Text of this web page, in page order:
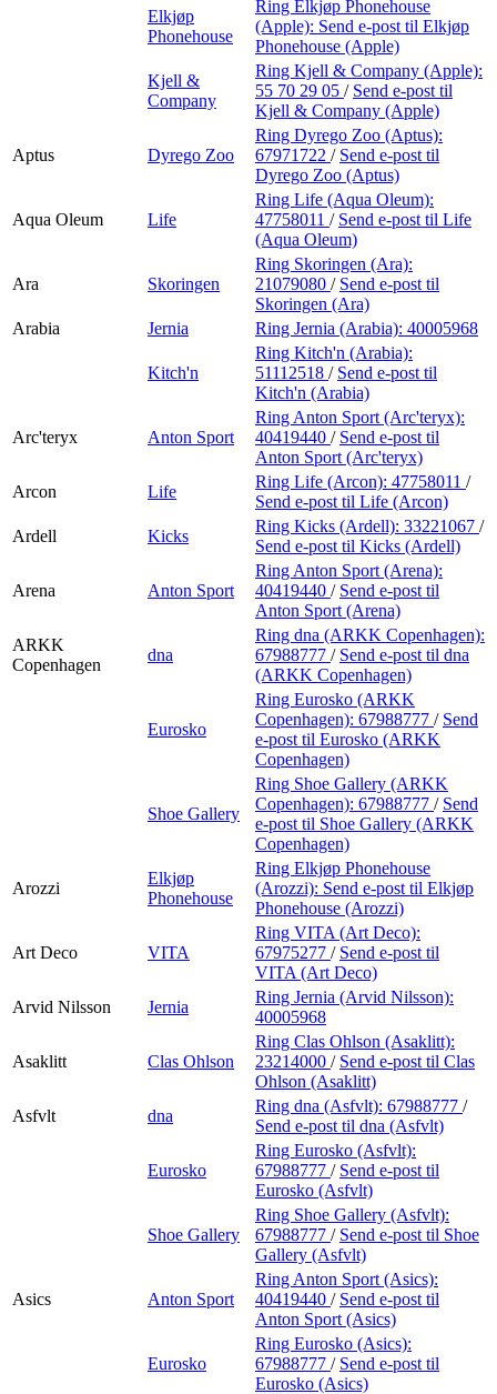
Elkjøp
Phonehouse
Ring Elkjøp Phonehouse
(Apple): Send e-post til Elkjøp
Phonehouse (Apple)
Kjell &
Company
Ring Kjell & Company (Apple):
55 70 29 05 / Send e-post til
Kjell & Company (Apple)
Aptus Dyrego Zoo
Ring Dyrego Zoo (Aptus):
67971722 / Send e-post til
Dyrego Zoo (Aptus)
Aqua Oleum Life
Ring Life (Aqua Oleum):
47758011 / Send e-post til Life
(Aqua Oleum)
Ara Skoringen
Ring Skoringen (Ara):
21079080 / Send e-post til
Skoringen (Ara)
Arabia
Jernia Ring Jernia (Arabia): 40005968
Kitch'n
Ring Kitch'n (Arabia):
51112518 / Send e-post til
Kitch'n (Arabia)
Arc'teryx Anton Sport
Ring Anton Sport (Arc'teryx):
40419440 / Send e-post til
Anton Sport (Arc'teryx)
Arcon
Life
Ring Life (Arcon): 47758011 /
Send e-post til Life (Arcon)
Ardell
Kicks
Ring Kicks (Ardell): 33221067 /
Send e-post til Kicks (Ardell)
Arena Anton Sport
Ring Anton Sport (Arena):
40419440 / Send e-post til
Anton Sport (Arena)
ARKK
Copenhagen
dna
Ring dna (ARKK Copenhagen):
67988777 / Send e-post til dna
(ARKK Copenhagen)
Eurosko
Ring Eurosko (ARKK
Copenhagen): 67988777 / Send
e-post til Eurosko (ARKK
Copenhagen)
Shoe Gallery
Ring Shoe Gallery (ARKK
Copenhagen): 67988777 / Send
e-post til Shoe Gallery (ARKK
Copenhagen)
Arozzi
Elkjøp
Phonehouse
Ring Elkjøp Phonehouse
(Arozzi): Send e-post til Elkjøp
Phonehouse (Arozzi)
Art Deco VITA
Ring VITA (Art Deco):
67975277 / Send e-post til
VITA (Art Deco)
Arvid Nilsson
Jernia
Ring Jernia (Arvid Nilsson):
40005968
Asaklitt Clas Ohlson
Ring Clas Ohlson (Asaklitt):
23214000 / Send e-post til Clas
Ohlson (Asaklitt)
Asfvlt
dna
Ring dna (Asfvlt): 67988777 /
Send e-post til dna (Asfvlt)
Eurosko
Ring Eurosko (Asfvlt):
67988777 / Send e-post til
Eurosko (Asfvlt)
Shoe Gallery
Ring Shoe Gallery (Asfvlt):
67988777 / Send e-post til Shoe
Gallery (Asfvlt)
Asics Anton Sport
Ring Anton Sport (Asics):
40419440 / Send e-post til
Anton Sport (Asics)
Eurosko
Ring Eurosko (Asics):
67988777 / Send e-post til
Eurosko (Asics)